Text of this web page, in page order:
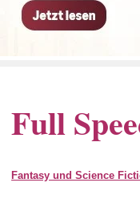
Full
Fantasy und Science